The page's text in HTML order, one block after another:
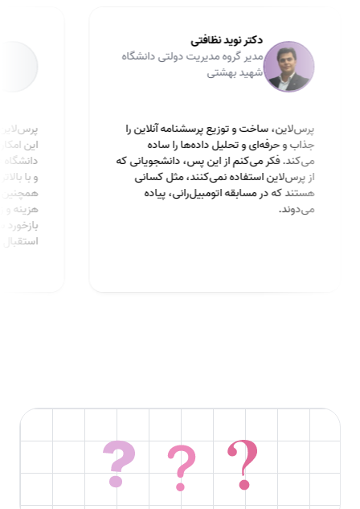
دکتر نوید نظافتی
مدیر گروه مدیریت دولتی دانشگاه
شهید بهشتی
پرس‌لاین، ساخت و توزیع پرسشنامه آنلاین را
جذاب و حرفه‌ای و تحلیل داده‌ها را ساده
می‌کند. فکر می‌کنم از این پس، دانشجویانی که
از پرس‌لاین استفاده نمی‌کنند، مثل کسانی
هستند که در مسابقه اتومبیل‌رانی، پیاده
می‌دوند.
و